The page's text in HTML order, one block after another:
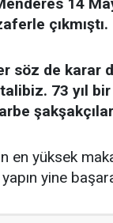
çıkmıştı.
söz de karar
73 yıl bir
en yüksek
yine